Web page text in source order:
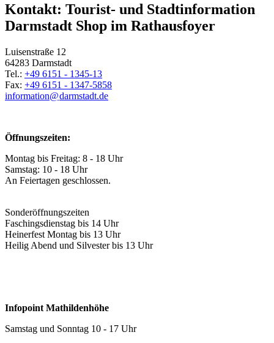
Kontakt: Tourist- und Stadtinformation
Darmstadt Shop im Rathausfoyer
Luisenstraße 12
64283 Darmstadt
Tel.: +49 6151 - 1345-13
Fax: +49 6151 - 1347-5858
information@darmstadt.de
Öffnungszeiten:
Montag bis Freitag: 8 - 18 Uhr
Samstag: 10 - 18 Uhr
An Feiertagen geschlossen.
Sonderöffnungszeiten
Faschingsdienstag bis 14 Uhr
Heinerfest Montag bis 13 Uhr
Heilig Abend und Silvester bis 13 Uhr
Infopoint Mathildenhöhe
Samstag und Sonntag 10 - 17 Uhr